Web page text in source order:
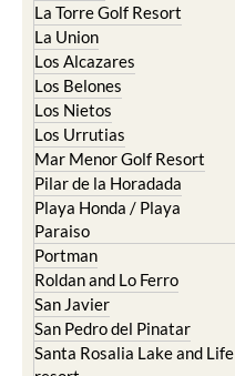
La Torre Golf Resort
La Union
Los Alcazares
Los Belones
Los Nietos
Los Urrutias
Mar Menor Golf Resort
Pilar de la Horadada
Playa Honda / Playa
Paraiso
Portman
Roldan and Lo Ferro
San Javier
San Pedro del Pinatar
Santa Rosalia Lake and Life